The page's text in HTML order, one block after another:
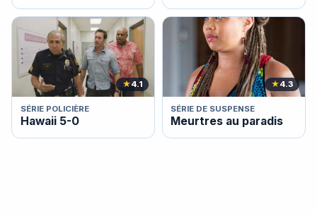
★4.1
SÉRIE POLICIÈRE
Hawaii 5-0
★4.3
SÉRIE DE SUSPENSE
Meurtres au paradis